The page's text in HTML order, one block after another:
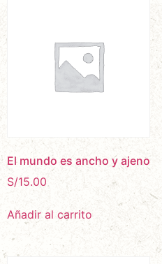
El mundo es ancho y ajeno
S/15.00
Añadir al carrito